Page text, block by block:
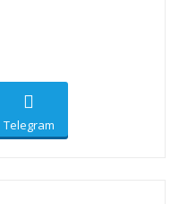
Telegram